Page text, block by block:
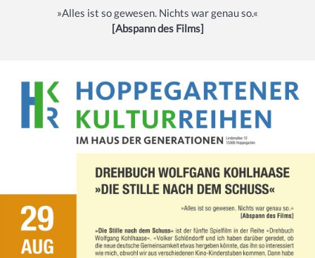
»Alles ist so gewesen. Nichts war genau so.«
[Abspann des Films]